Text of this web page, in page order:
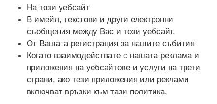
На този уебсайт
В имейл, текстови и други електронни
съобщения между Вас и този уебсайт.
От Вашата регистрация за нашите събития
Когато взаимодействате с нашата реклама и
приложения на уебсайтове и услуги на трети
страни, ако тези приложения или реклами
включват връзки към тази политика.